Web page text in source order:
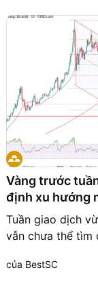
Vàng trước
định xu hướng
Tuần giao dịch
vẫn chưa thể tìm
điểm của cuộc
của BestSC